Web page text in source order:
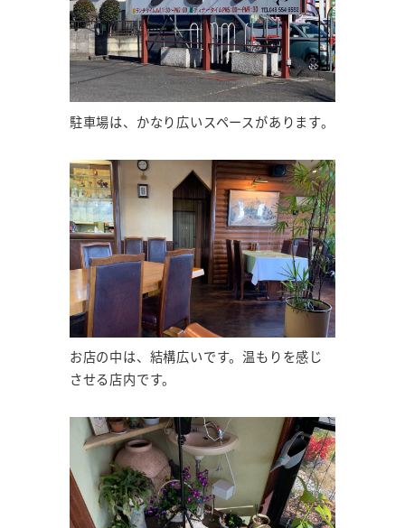
駐車場は、かなり広いスペースがあります。
お店の中は、結構広いです。温もりを感じ
させる店内です。